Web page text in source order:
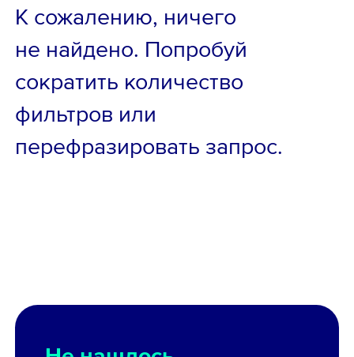
К сожалению, ничего
не найдено. Попробуй
сократить количество
фильтров или
перефразировать запрос.